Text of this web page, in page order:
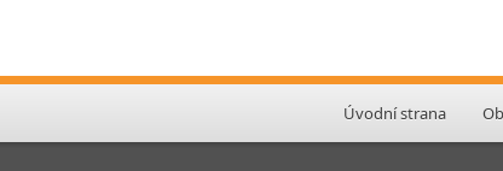
Úvodní strana